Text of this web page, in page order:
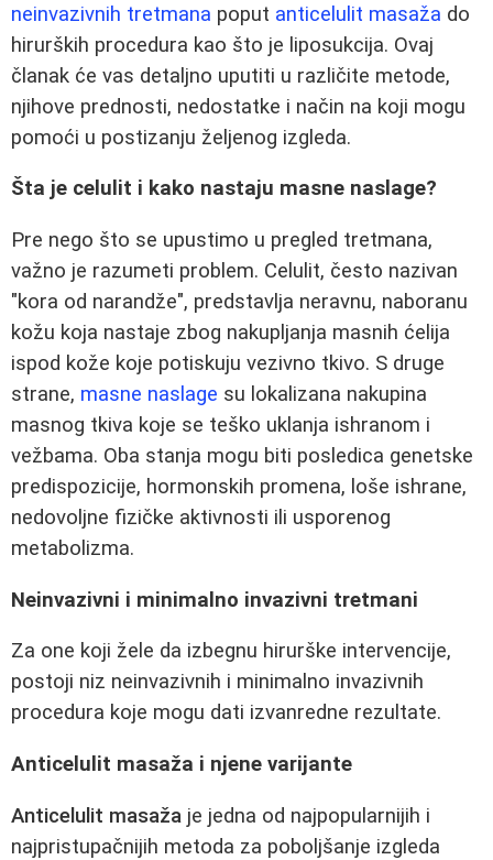
neinvazivnih tretmana poput anticelulit masaža do
hirurških procedura kao što je liposukcija. Ovaj
članak će vas detaljno uputiti u različite metode,
njihove prednosti, nedostatke i način na koji mogu
pomoći u postizanju željenog izgleda.
Šta je celulit i kako nastaju masne naslage?
Pre nego što se upustimo u pregled tretmana,
važno je razumeti problem. Celulit, često nazivan
"kora od narandže", predstavlja neravnu, naboranu
kožu koja nastaje zbog nakupljanja masnih ćelija
ispod kože koje potiskuju vezivno tkivo. S druge
strane, masne naslage su lokalizana nakupina
masnog tkiva koje se teško uklanja ishranom i
vežbama. Oba stanja mogu biti posledica genetske
predispozicije, hormonskih promena, loše ishrane,
nedovoljne fizičke aktivnosti ili usporenog
metabolizma.
Neinvazivni i minimalno invazivni tretmani
Za one koji žele da izbegnu hirurške intervencije,
postoji niz neinvazivnih i minimalno invazivnih
procedura koje mogu dati izvanredne rezultate.
Anticelulit masaža i njene varijante
Anticelulit masaža je jedna od najpopularnijih i
najpristupačnijih metoda za poboljšanje izgleda